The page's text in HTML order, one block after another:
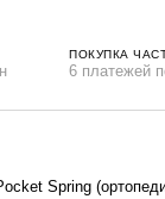
ПОКУПКА
6 платежей
Spring